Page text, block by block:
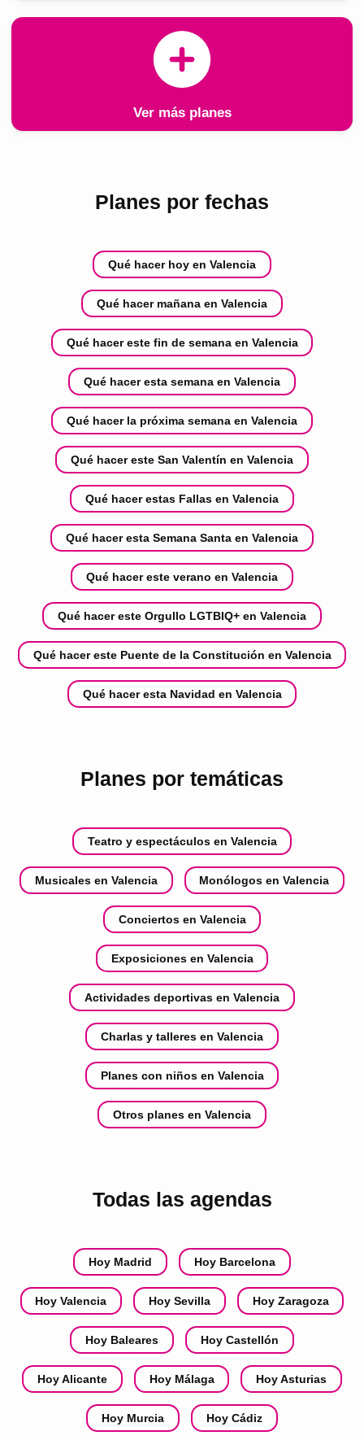
Ver más planes
Planes por fechas
Qué hacer hoy en Valencia
Qué hacer mañana en Valencia
Qué hacer este fin de semana en Valencia
Qué hacer esta semana en Valencia
Qué hacer la próxima semana en Valencia
Qué hacer este San Valentín en Valencia
Qué hacer estas Fallas en Valencia
Qué hacer esta Semana Santa en Valencia
Qué hacer este verano en Valencia
Qué hacer este Orgullo LGTBIQ+ en Valencia
Qué hacer este Puente de la Constitución en Valencia
Qué hacer esta Navidad en Valencia
Planes por temáticas
Teatro y espectáculos en Valencia
Musicales en Valencia Monólogos en Valencia
Conciertos en Valencia
Exposiciones en Valencia
Actividades deportivas en Valencia
Charlas y talleres en Valencia
Planes con niños en Valencia
Otros planes en Valencia
Todas las agendas
Hoy Madrid Hoy Barcelona
Hoy Valencia Hoy Sevilla Hoy Zaragoza
Hoy Baleares Hoy Castellón
Hoy Alicante Hoy Málaga Hoy Asturias
Hoy Murcia Hoy Cádiz